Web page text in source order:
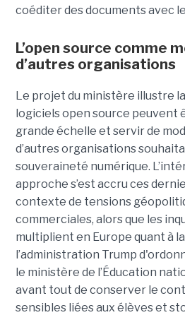
coéditer des documents avec
L’open source comme
d’autres organisations
Le projet du ministère illustre
logiciels open source peuvent
grande échelle et servir de
d’autres organisations
souveraineté numérique.
approche s’est accru ces
contexte de tensions
commerciales, alors que les
multiplient en Europe quant à
l’administration Trump
le ministère de l’Éducation
avant tout de conserver le
sensibles liées aux élèves et